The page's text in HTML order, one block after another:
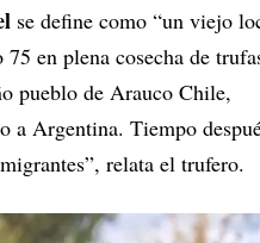
se define como “un viejo
en plena cosecha de
pueblo de Arauco Chile,
a Argentina. Tiempo
relata el trufero.